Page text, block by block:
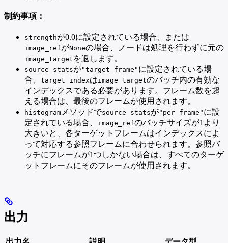
制約事項：
strengthが0.0に設定されている場合、または
image_refがNoneの場合、ノードは処理を行わずに元の
image_target を返します。
source_statsが"target_frame" に設定されている場
合、 target_indexはimage_targetのバッチ内の有効な
インデックスである必要があります。フレーム数を超
える場合は、最後のフレームが使用されます。
histogram メソッドでsource_statsが"per_frame" に設
定されている場合、
image_refのバッチサイズが1より
大きいと、各ターゲットフレームはインデックスによ
って対応する参照フレームに合わせられます。参照バ
ッチにフレームが1つしかない場合は、すべてのターゲ
ットフレームにそのフレームが使用されます。
出力